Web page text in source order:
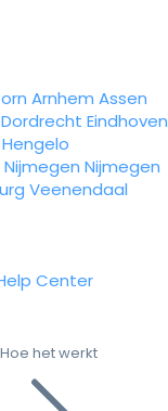
Arnhem Assen
Dordrecht Eindhoven
Hengelo
Nijmegen Nijmegen
Veenendaal
Center
Hoe het werkt